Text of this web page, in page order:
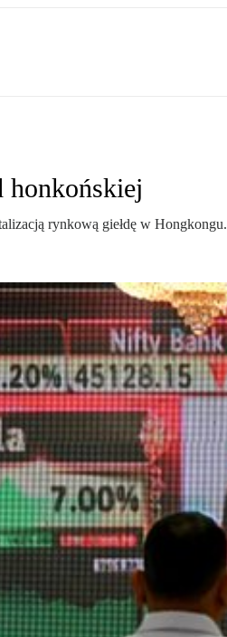
honkońskiej
rynkową giełdę w Hongkongu.